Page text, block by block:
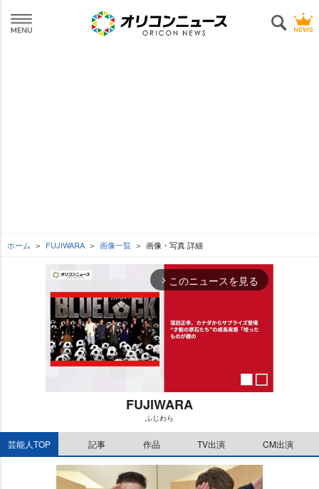
ホーム FUJIWARA 画像一覧 画像・写真 詳細
arrow_forward_ios このニュースを見る
M
u
t
e
FUJIWARA
ふじわら
芸能人TOP 記事 作品 TV出演 CM出演